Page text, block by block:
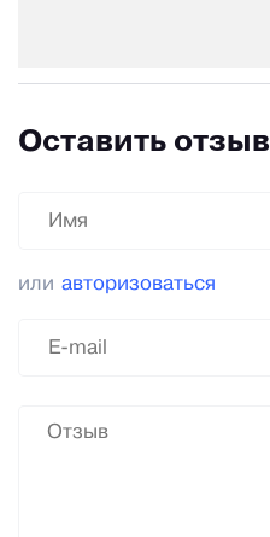
Оставить отзыв
или авторизоваться